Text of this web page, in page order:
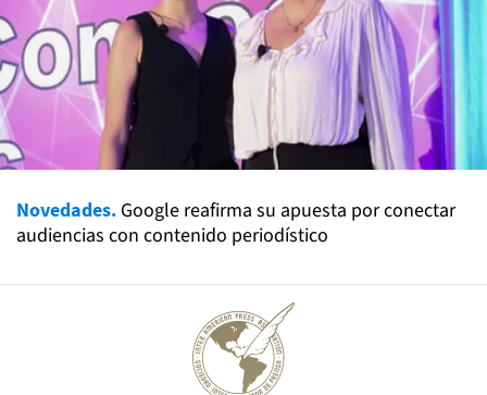
Novedades. Google reafirma su apuesta por conectar
audiencias con contenido periodístico